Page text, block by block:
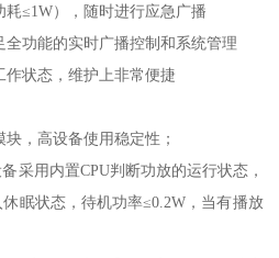
≤1W），随时进行应急广播
功能的实时广播控制和系统管理
状态，维护上非常便捷
，高设备使用稳定性；
采用内置CPU判断功放的运行状态，
眠状态，待机功率≤0.2W，当有播放